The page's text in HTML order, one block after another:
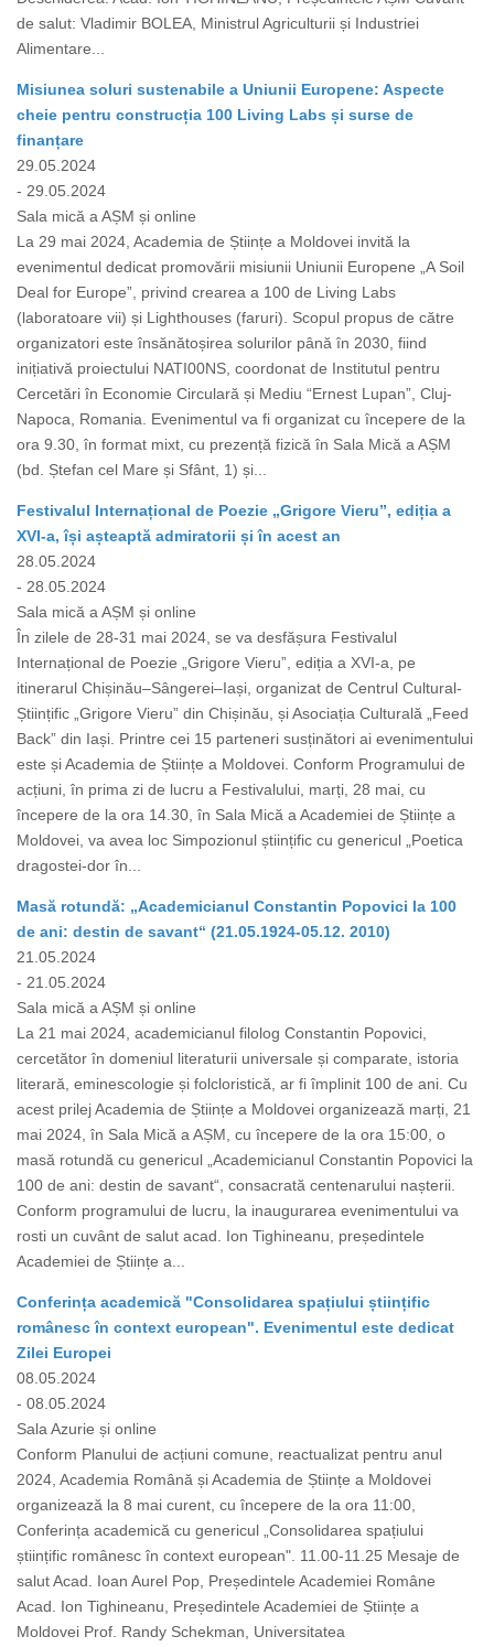
de salut: Vladimir BOLEA, Ministrul Agriculturii și Industriei
Alimentare...
Misiunea soluri sustenabile a Uniunii Europene: Aspecte
cheie pentru construcția 100 Living Labs și surse de
finanțare
29.05.2024
- 29.05.2024
Sala mică a AȘM și online
La 29 mai 2024, Academia de Științe a Moldovei invită la
evenimentul dedicat promovării misiunii Uniunii Europene „A Soil
Deal for Europe”, privind crearea a 100 de Living Labs
(laboratoare vii) și Lighthouses (faruri). Scopul propus de către
organizatori este însănătoșirea solurilor până în 2030, fiind
inițiativă proiectului NATI00NS, coordonat de Institutul pentru
Cercetări în Economie Circulară și Mediu “Ernest Lupan”, Cluj-
Napoca, Romania. Evenimentul va fi organizat cu începere de la
ora 9.30, în format mixt, cu prezență fizică în Sala Mică a AȘM
(bd. Ștefan cel Mare și Sfânt, 1) și...
Festivalul Internațional de Poezie „Grigore Vieru”, ediția a
XVI-a, își așteaptă admiratorii și în acest an
28.05.2024
- 28.05.2024
Sala mică a AȘM și online
În zilele de 28-31 mai 2024, se va desfășura Festivalul
Internațional de Poezie „Grigore Vieru”, ediția a XVI-a, pe
itinerarul Chișinău–Sângerei–Iași, organizat de Centrul Cultural-
Științific „Grigore Vieru” din Chișinău, și Asociația Culturală „Feed
Back” din Iași. Printre cei 15 parteneri susținători ai evenimentului
este și Academia de Științe a Moldovei. Conform Programului de
acțiuni, în prima zi de lucru a Festivalului, marți, 28 mai, cu
începere de la ora 14.30, în Sala Mică a Academiei de Științe a
Moldovei, va avea loc Simpozionul științific cu genericul „Poetica
dragostei-dor în...
Masă rotundă: „Academicianul Constantin Popovici la 100
de ani: destin de savant“ (21.05.1924-05.12. 2010)
21.05.2024
- 21.05.2024
Sala mică a AȘM și online
La 21 mai 2024, academicianul filolog Constantin Popovici,
cercetător în domeniul literaturii universale și comparate, istoria
literară, eminescologie și folcloristică, ar fi împlinit 100 de ani. Cu
acest prilej Academia de Științe a Moldovei organizează marți, 21
mai 2024, în Sala Mică a AȘM, cu începere de la ora 15:00, o
masă rotundă cu genericul „Academicianul Constantin Popovici la
100 de ani: destin de savant“, consacrată centenarului nașterii.
Conform programului de lucru, la inaugurarea evenimentului va
rosti un cuvânt de salut acad. Ion Tighineanu, președintele
Academiei de Științe a...
Conferința academică "Consolidarea spațiului științific
românesc în context european". Evenimentul este dedicat
Zilei Europei
08.05.2024
- 08.05.2024
Sala Azurie și online
Conform Planului de acțiuni comune, reactualizat pentru anul
2024, Academia Română și Academia de Științe a Moldovei
organizează la 8 mai curent, cu începere de la ora 11:00,
Conferința academică cu genericul „Consolidarea spațiului
științific românesc în context european". 11.00-11.25 Mesaje de
salut Acad. Ioan Aurel Pop, Președintele Academiei Române
Acad. Ion Tighineanu, Președintele Academiei de Științe a
Moldovei Prof. Randy Schekman, Universitatea